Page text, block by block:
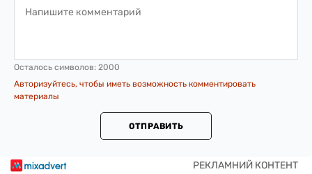
Осталось символов: 2000
Авторизуйтесь, чтобы иметь возможность комментировать
материалы
ОТПРАВИТЬ